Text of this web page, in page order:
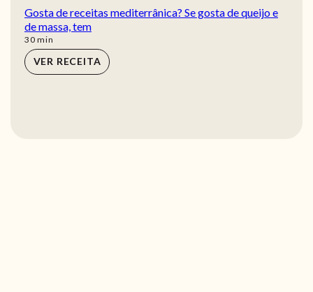
Gosta de receitas mediterrânica? Se gosta de queijo e
de massa, tem
30min
min
VER RECEITA